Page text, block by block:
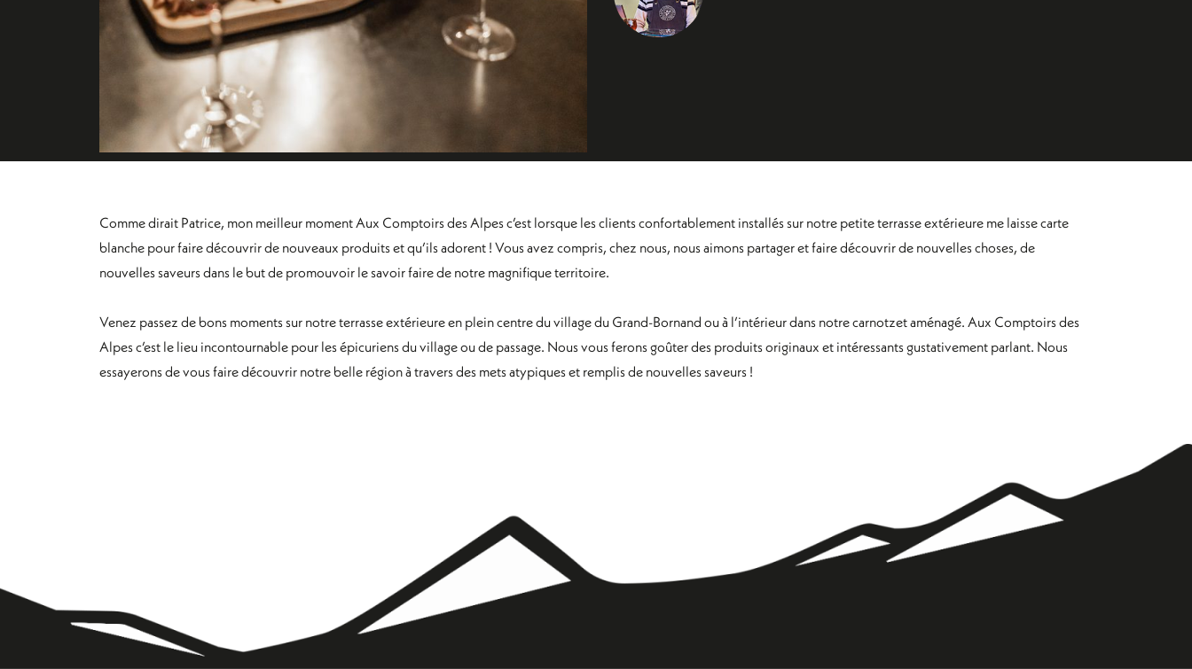
Comme dirait Patrice, mon meilleur moment Aux Comptoirs des Alpes c’est lorsque les clients confortablement installés sur notre petite terrasse extérieure me laisse carte
blanche pour faire découvrir de nouveaux produits et qu’ils adorent ! Vous avez compris, chez nous, nous aimons partager et faire découvrir de nouvelles choses, de
nouvelles saveurs dans le but de promouvoir le savoir faire de notre magnifique territoire.
Venez passez de bons moments sur notre terrasse extérieure en plein centre du village du Grand-Bornand ou à l’intérieur dans notre carnotzet aménagé. Aux Comptoirs des
Alpes c’est le lieu incontournable pour les épicuriens du village ou de passage. Nous vous ferons goûter des produits originaux et intéressants gustativement parlant. Nous
essayerons de vous faire découvrir notre belle région à travers des mets atypiques et remplis de nouvelles saveurs !